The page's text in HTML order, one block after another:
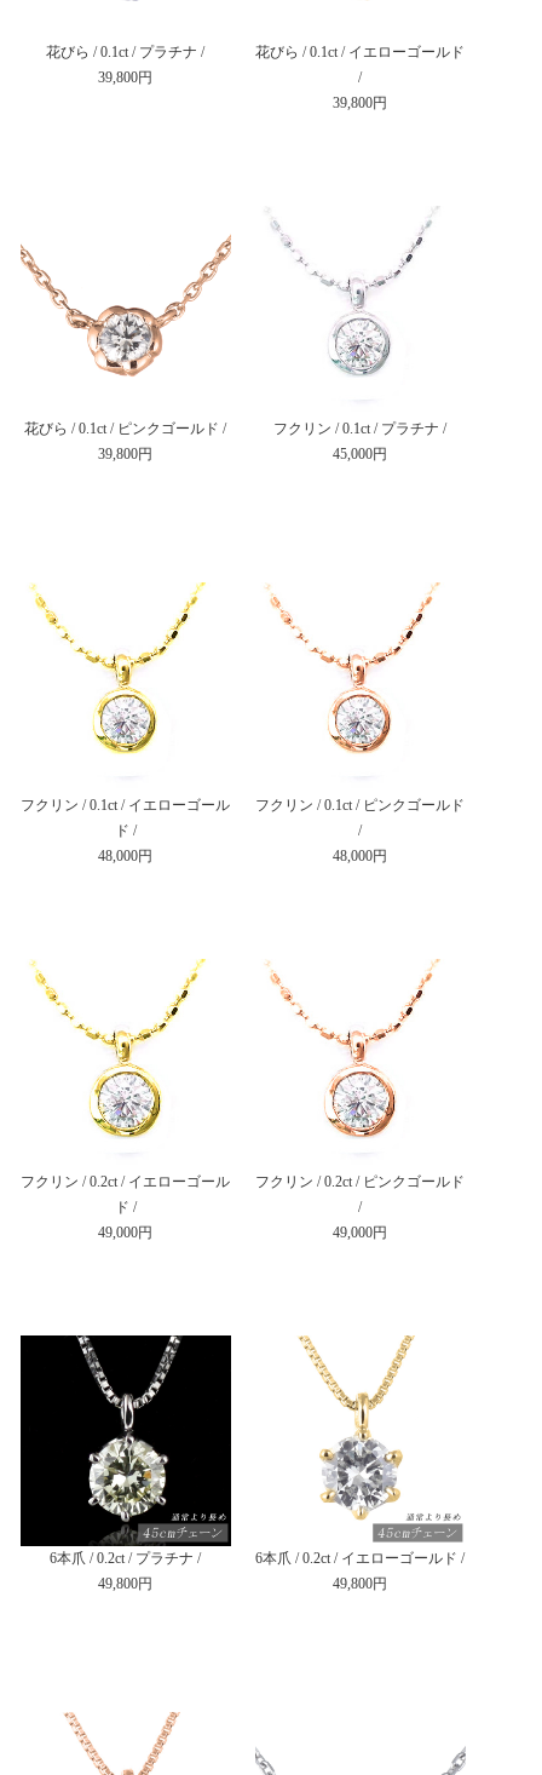
花びら / 0.1ct / プラチナ /
39,800円
花びら / 0.1ct / イエローゴールド
/
39,800円
花びら / 0.1ct / ピンクゴールド /
39,800円
フクリン / 0.1ct / プラチナ /
45,000円
フクリン / 0.2ct / イエローゴール
ド /
49,000円
フクリン / 0.2ct / ピンクゴールド
/
49,000円
6本爪 / 0.2ct / プラチナ /
49,800円
6本爪 / 0.2ct / イエローゴールド /
49,800円
フクリン / 0.1ct / イエローゴール
ド /
48,000円
フクリン / 0.1ct / ピンクゴールド
/
48,000円